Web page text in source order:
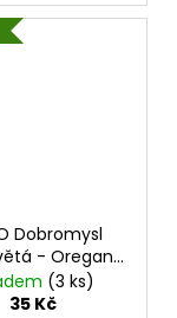
Dobromysl
- Oregano
0,4g(3 ks)
35 Kč